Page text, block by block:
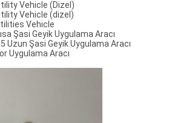
Vehicle (Dizel)
Vehicle (dizel)
Vehicle
Şasi Geyik Uygulama Aracı
Uzun Şasi Geyik Uygulama Aracı
Uygulama Aracı